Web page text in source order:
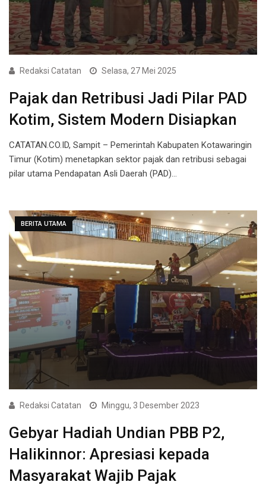
Redaksi Catatan Selasa, 27 Mei 2025
Pajak dan Retribusi Jadi Pilar PAD
Kotim, Sistem Modern Disiapkan
CATATAN.CO.ID, Sampit – Pemerintah Kabupaten Kotawaringin
Timur (Kotim) menetapkan sektor pajak dan retribusi sebagai
pilar utama Pendapatan Asli Daerah (PAD)…
BERITA UTAMA
Redaksi Catatan Minggu, 3 Desember 2023
Gebyar Hadiah Undian PBB P2,
Halikinnor: Apresiasi kepada
Masyarakat Wajib Pajak